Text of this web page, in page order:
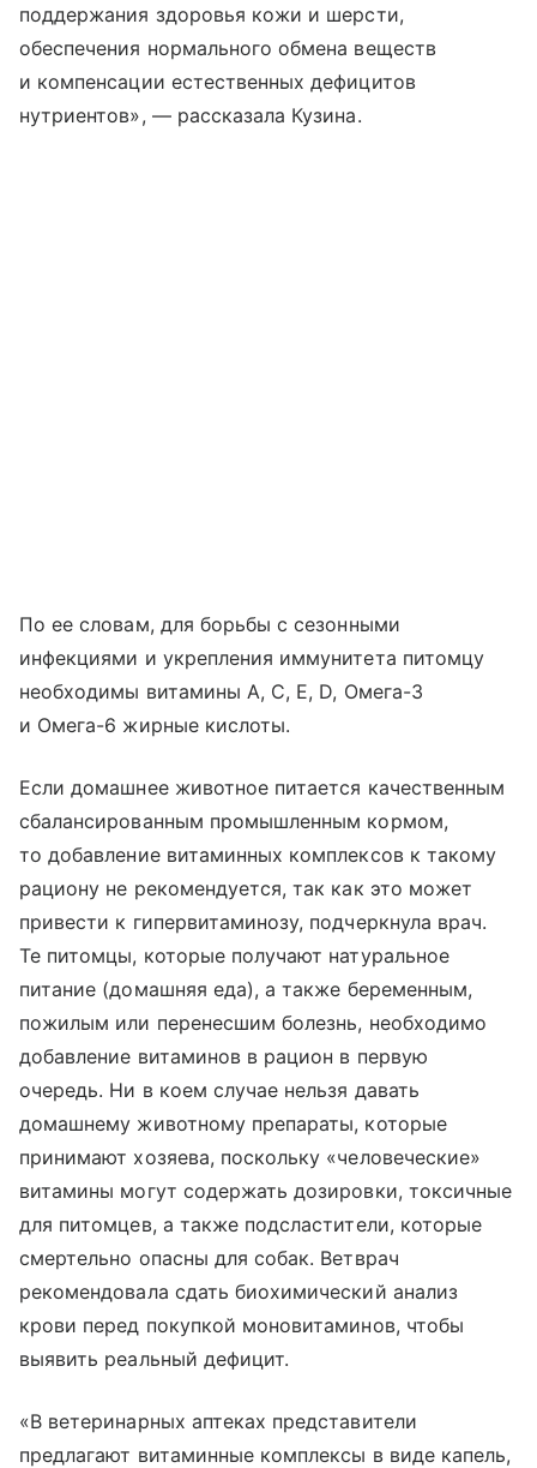
поддержания здоровья кожи и шерсти,
обеспечения нормального обмена веществ
и компенсации естественных дефицитов
нутриентов», — рассказала Кузина.
По ее словам, для борьбы с сезонными
инфекциями и укрепления иммунитета питомцу
необходимы витамины А, С, Е, D, Омега-3
и Омега-6 жирные кислоты.
Если домашнее животное питается качественным
сбалансированным промышленным кормом,
то добавление витаминных комплексов к такому
рациону не рекомендуется, так как это может
привести к гипервитаминозу, подчеркнула врач.
Те питомцы, которые получают натуральное
питание (домашняя еда), а также беременным,
пожилым или перенесшим болезнь, необходимо
добавление витаминов в рацион в первую
очередь. Ни в коем случае нельзя давать
домашнему животному препараты, которые
принимают хозяева, поскольку «человеческие»
витамины могут содержать дозировки, токсичные
для питомцев, а также подсластители, которые
смертельно опасны для собак. Ветврач
рекомендовала сдать биохимический анализ
крови перед покупкой моновитаминов, чтобы
выявить реальный дефицит.
«В ветеринарных аптеках представители
предлагают витаминные комплексы в виде капель,